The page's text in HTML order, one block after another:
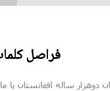
فراصل
دوهزار ساله افغانستان یا